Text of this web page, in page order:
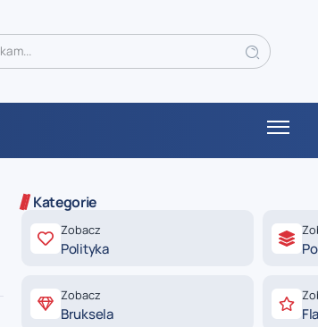
Kategorie
Zobacz
Polityka
Zobacz
Bruksela